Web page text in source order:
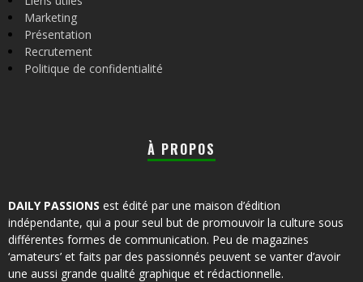
Marketing
Présentation
Recrutement
Politique de confidentialité
À PROPOS
DAILY PASSIONS est édité par une maison d’édition
indépendante, qui a pour seul but de promouvoir la culture sous
différentes formes de communication. Peu de magazines
‘amateurs’ et faits par des passionnés peuvent se vanter d’avoir
une aussi grande qualité graphique et rédactionnelle.